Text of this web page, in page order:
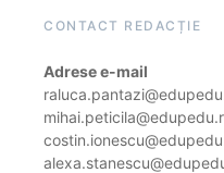
CONTACT REDACȚIE
Adrese e-mail